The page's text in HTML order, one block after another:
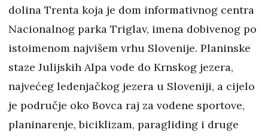
dolina Trenta koja je dom informativnog centra
Nacionalnog parka Triglav, imena dobivenog po
istoimenom najvišem vrhu Slovenije. Planinske
staze Julijskih Alpa vode do Krnskog jezera,
najvećeg ledenjačkog jezera u Sloveniji, a cijelo
je područje oko Bovca raj za vodene sportove,
planinarenje, biciklizam, paragliding i druge